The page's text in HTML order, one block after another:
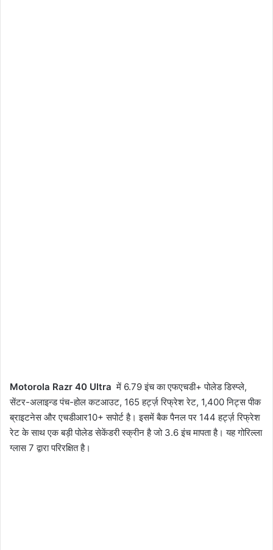
Motorola Razr 40 Ultra में 6.79 इंच का एफएचडी+ पोलेड डिस्प्ले,
सेंटर-अलाइन्ड पंच-होल कटआउट, 165 हर्ट्ज़ रिफ्रेश रेट, 1,400 निट्स पीक
ब्राइटनेस और एचडीआर10+ सपोर्ट है। इसमें बैक पैनल पर 144 हर्ट्ज़ रिफ्रेश
रेट के साथ एक बड़ी पोलेड सेकेंडरी स्क्रीन है जो 3.6 इंच मापता है। यह गोरिल्ला
ग्लास 7 द्वारा परिरक्षित है।